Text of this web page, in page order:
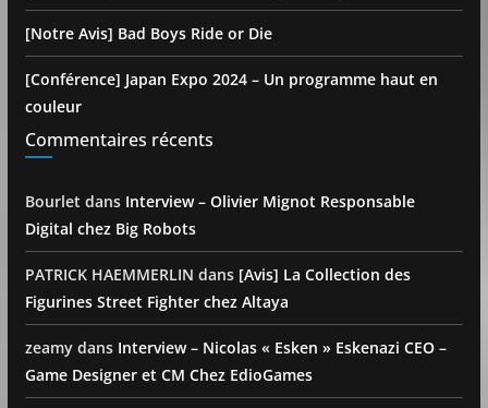
[Notre Avis] Bad Boys Ride or Die
[Conférence] Japan Expo 2024 – Un programme haut en
couleur
Commentaires récents
Bourlet dans Interview – Olivier Mignot Responsable
Digital chez Big Robots
PATRICK HAEMMERLIN dans [Avis] La Collection des
Figurines Street Fighter chez Altaya
zeamydans Interview – Nicolas « Esken » Eskenazi CEO –
Game Designer et CM Chez EdioGames